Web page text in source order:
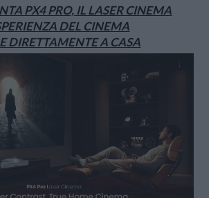
PX4 PRO, IL LASER CINEMA
DEL CINEMA
DIRETTAMENTE A CASA